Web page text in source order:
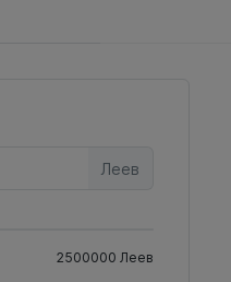
Леев
2500000 Леев